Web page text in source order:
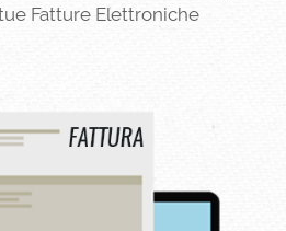
Fatture Elettroniche